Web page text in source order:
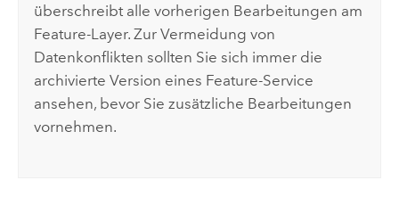
überschreibt alle vorherigen Bearbeitungen am
Feature-Layer. Zur Vermeidung von
Datenkonflikten sollten Sie sich immer die
archivierte Version eines Feature-Service
ansehen, bevor Sie zusätzliche Bearbeitungen
vornehmen.